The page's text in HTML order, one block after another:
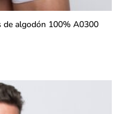
de algodón 100% A0300